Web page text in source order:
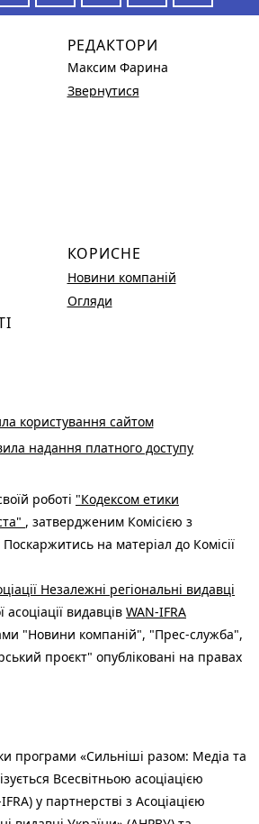
РЕДАКТОРИ
Максим Фарина
Звернутися
КОРИСНЕ
Новини компаній
Огляди
користування сайтом
надання платного доступу
роботі "Кодексом етики
, затвердженим Комісією з
на матеріал до Комісії
Незалежні регіональні видавці
асоціації видавців WAN-IFRA
"Новини компаній", "Прес-служба",
проєкт" опубліковані на правах
програми «Сильніші разом: Медіа та
Всесвітньою асоціацією
у партнерстві з Асоціацією